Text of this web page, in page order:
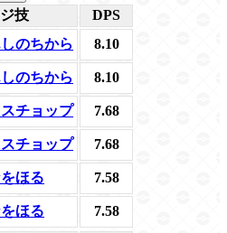
技
DPS
のちから 8.10
のちから 8.10
チョップ 7.68
チョップ 7.68
ほる 7.58
ほる
7.58